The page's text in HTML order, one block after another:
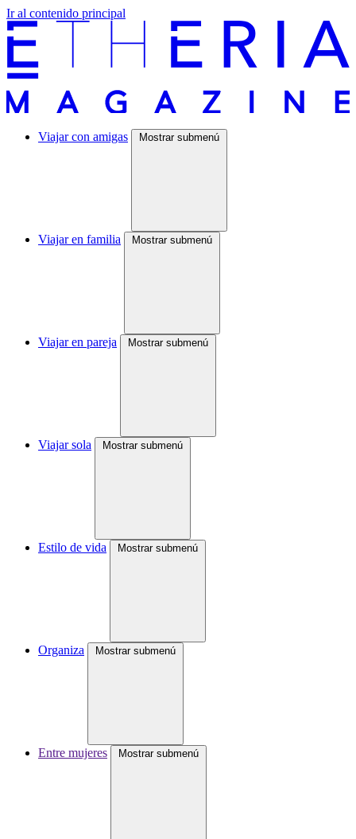
Ir al contenido principal
Viajar con amigas Mostrar submenú
Viajar en familia Mostrar submenú
Viajar en pareja Mostrar submenú
Viajar sola Mostrar submenú
Estilo de vida Mostrar submenú
Organiza Mostrar submenú
Entre mujeres Mostrar submenú